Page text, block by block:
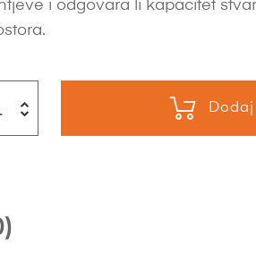
i odgovara li kapacitet